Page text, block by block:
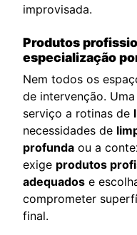
improvisada.
Produtos
especialização
Nem todos os
de intervenção.
serviço a rotinas de
necessidades de
profunda ou a
exige produtos
adequados e
comprometer
final.